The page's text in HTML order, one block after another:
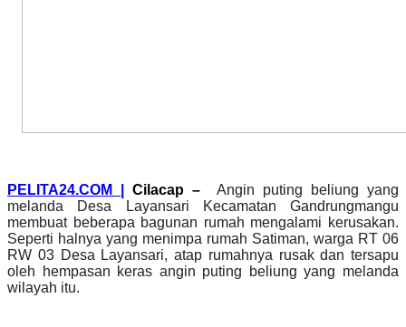
PELITA24.COM | Cilacap –
Angin puting beliung yang
melanda Desa Layansari Kecamatan Gandrungmangu
membuat beberapa bagunan rumah mengalami kerusakan.
Seperti halnya yang menimpa rumah Satiman, warga RT 06
RW 03 Desa Layansari, atap rumahnya rusak dan tersapu
oleh hempasan keras angin puting beliung yang melanda
wilayah itu.